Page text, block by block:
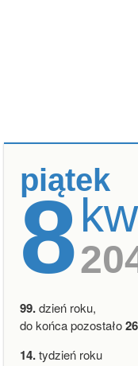
piątek
8
99.dzień roku,
do końca pozostało
14.tydzień roku